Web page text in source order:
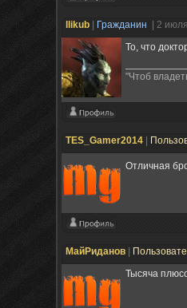
llikub Гражданин
| 2
То, что
"Чтоб
TES_Gamer2014
Отличная
МайРиданов
Тысяча